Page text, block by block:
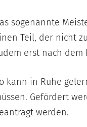
sogenannte
Teil, der nicht
erst nach dem
kann in Ruhe
Gefördert
werden.